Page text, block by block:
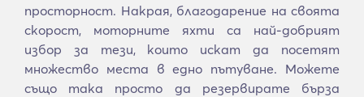
просторност. Накрая, благодарение на своята
скорост, моторните яхти са най-добрият
избор за тези, които искат да посетят
множество места в едно пътуване. Можете
също така просто да резервирате бърза